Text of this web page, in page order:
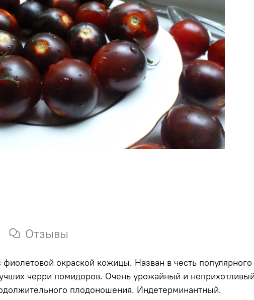
Отзывы
окраской кожицы. Назван в честь
черри помидоров. Очень урожайный и
плодоношения. Индетерминантный.